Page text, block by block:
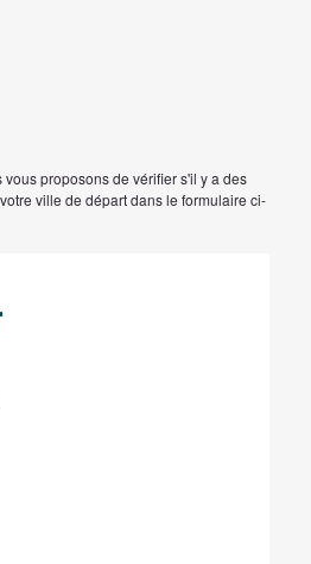
proposons de vérifier s'il y a des
ville de départ dans le formulaire ci-